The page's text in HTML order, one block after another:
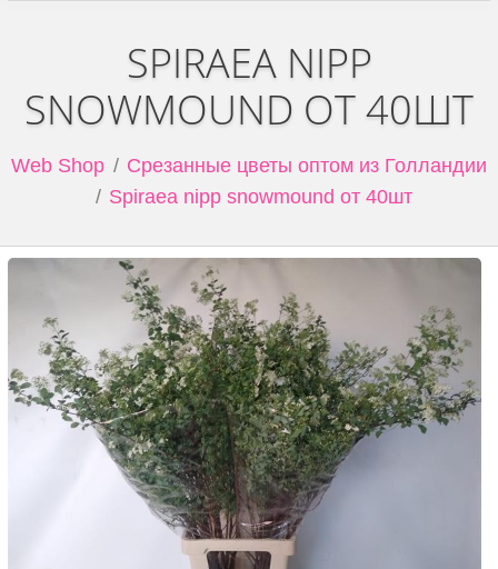
SPIRAEA NIPP
SNOWMOUND ОТ 40ШТ
Web Shop
Срезанные цветы оптом из Голландии
Spiraea nipp snowmound от 40шт